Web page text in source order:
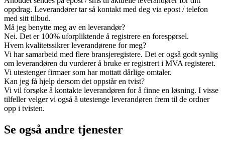
oppdrag. Leverandører tar så kontakt med deg via epost / telefon
med sitt tilbud.
Må jeg benytte meg av en leverandør?
Nei. Det er 100% uforpliktende å registrere en forespørsel.
Hvem kvalitetssikrer leverandørene for meg?
Vi har samarbeid med flere bransjeregistere. Det er også godt synlig
om leverandøren du vurderer å bruke er registrert i MVA registeret.
Vi utestenger firmaer som har mottatt dårlige omtaler.
Kan jeg få hjelp dersom det oppstår en tvist?
Vi vil forsøke å kontakte leverandøren for å finne en løsning. I visse
tilfeller velger vi også å utestenge leverandøren frem til de ordner
opp i tvisten.
Se også andre tjenester